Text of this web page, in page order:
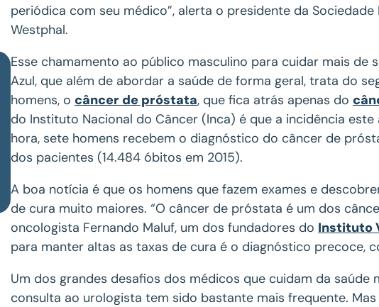
periódica com seu médico”, alerta o presidente da Sociedade
Westphal.
Esse chamamento ao público masculino para cuidar mais de
Azul, que além de abordar a saúde de forma geral, trata do
homens, o câncer de próstata, que fica atrás apenas do
do Instituto Nacional do Câncer (Inca) é que a incidência
hora, sete homens recebem o diagnóstico do câncer de
dos pacientes (14.484 óbitos em 2015).
A boa notícia é que os homens que fazem exames e
de cura muito maiores. “O câncer de próstata é um dos
oncologista Fernando Maluf, um dos fundadores do Instituto
para manter altas as taxas de cura é o diagnóstico precoce,
Um dos grandes desafios dos médicos que cuidam da saúde
consulta ao urologista tem sido bastante mais frequente.